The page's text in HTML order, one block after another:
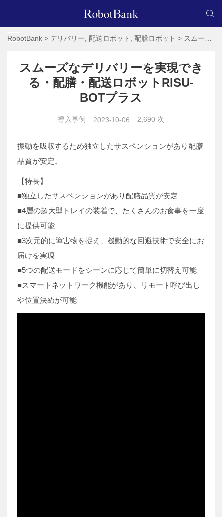
RobotBank > デリバリー 配送ロボット 配膳ロボット > スムーズなデリバリーを実現できる・配膳・配送ロボットRISU-BOTプラス
スムーズなデリバリーを実現でき
る・配膳・配送ロボットRISU-
BOTプラス
導入事例 2023-10-06 2,690 次
振動を吸収するため独立したサスペンションがあり配膳
品質が安定。
【特長】
■独立したサスペンションがあり配膳品質が安定
■4層の超大型トレイの装着で、たくさんのお食事を一度
に提供可能
■3次元的に障害物を捉え、機動的な回避技術で安全にお
届けを実現
■5つの配送モードをシーンに応じて簡単に切替え可能
■スマートネットワーク機能があり、リモート呼び出し
や位置決めが可能